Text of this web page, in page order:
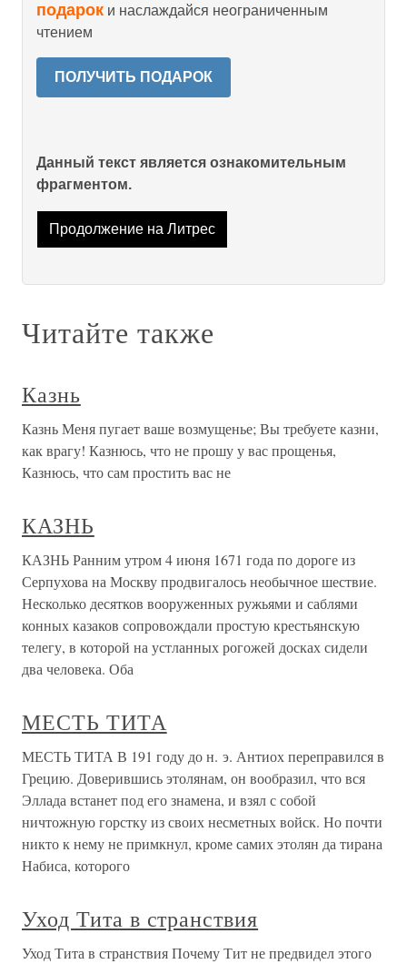
подарок и наслаждайся неограниченным
чтением
ПОЛУЧИТЬ ПОДАРОК
Данный текст является ознакомительным
фрагментом.
Продолжение на Литрес
Читайте также
Казнь
Казнь Меня пугает ваше возмущенье; Вы требуете казни,
как врагу! Казнюсь, что не прошу у вас прощенья,
Казнюсь, что сам простить вас не
КАЗНЬ
КАЗНЬ Ранним утром 4 июня 1671 года по дороге из
Серпухова на Москву продвигалось необычное шествие.
Несколько десятков вооруженных ружьями и саблями
конных казаков сопровождали простую крестьянскую
телегу, в которой на устланных рогожей досках сидели
два человека. Оба
МЕСТЬ ТИТА
МЕСТЬ ТИТА В 191 году до н. э. Антиох переправился в
Грецию. Доверившись этолянам, он вообразил, что вся
Эллада встанет под его знамена, и взял с собой
ничтожную горстку из своих несметных войск. Но почти
никто к нему не примкнул, кроме самих этолян да тирана
Набиса, которого
Уход Тита в странствия
Уход Тита в странствия Почему Тит не предвидел этого